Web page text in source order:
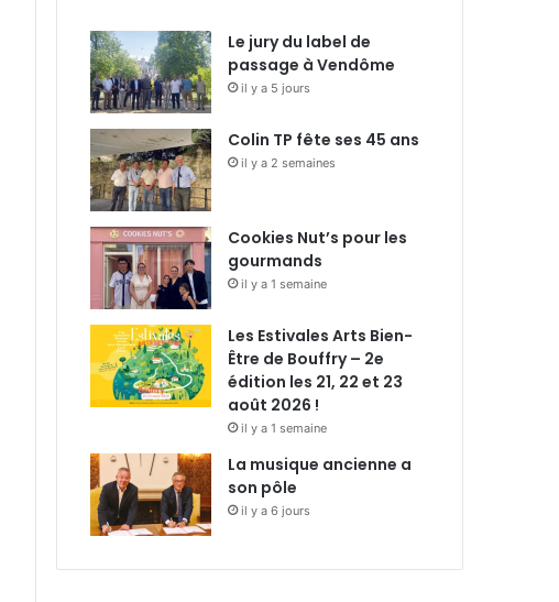
Le jury du label de
passage à Vendôme
il y a 5 jours
Colin TP fête ses 45 ans
il y a 2 semaines
Cookies Nut’s pour les
gourmands
il y a 1 semaine
Les Estivales Arts Bien-
Être de Bouffry – 2e
édition les 21, 22 et 23
août 2026 !
il y a 1 semaine
La musique ancienne a
son pôle
il y a 6 jours